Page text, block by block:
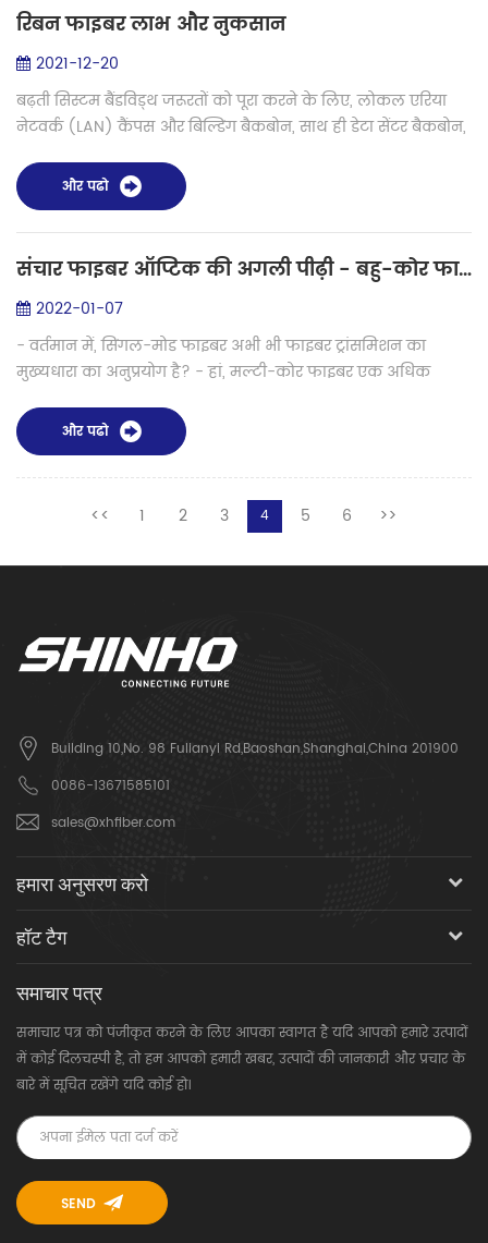
रिबन फाइबर लाभ और नुकसान
2021-12-20
बढ़ती सिस्टम बैंडविड्थ जरूरतों को पूरा करने के लिए, लोकल एरिया
नेटवर्क (LAN) कैंपस और बिल्डिंग बैकबोन, साथ ही डेटा सेंटर बैकबोन,
फाइबर ऑप्टिक के...
और पढो
संचार फाइबर ऑप्टिक की अगली पीढ़ी - बहु-कोर फाइबर स्प्लिसिंग के लिए सर्वोत्तम समाधान कैसे प्राप्त करें
2022-01-07
- वर्तमान में, सिंगल-मोड फाइबर अभी भी फाइबर ट्रांसमिशन का
मुख्यधारा का अनुप्रयोग है? - हां, मल्टी-कोर फाइबर एक अधिक
में नहीं है...और पढो
<< 1 2 3 4 5 6 >>
Building 10,No. 98 Fulianyi Rd,Baoshan,Shanghai,China 201900
0086-13671585101
sales@xhfiber.com
हमारा अनुसरण करो
हॉट टैग
समाचार पत्र
समाचार पत्र को पंजीकृत करने के लिए आपका स्वागत है यदि आपको हमारे उत्पादों
में कोई दिलचस्पी है, तो हम आपको हमारी खबर, उत्पादों की जानकारी और प्रचार के
बारे में सूचित रखेंगे यदि कोई हो।